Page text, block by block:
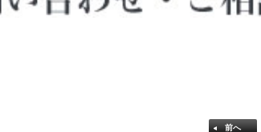
前へ